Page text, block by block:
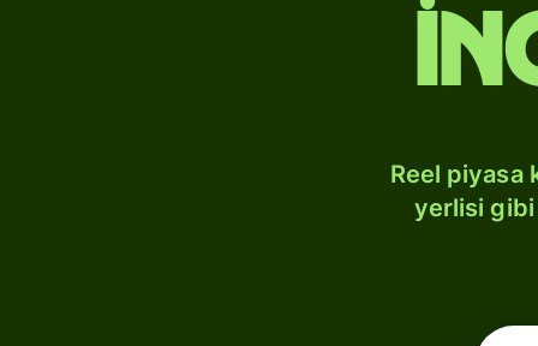
Reel piyasa
yerlisi gibi